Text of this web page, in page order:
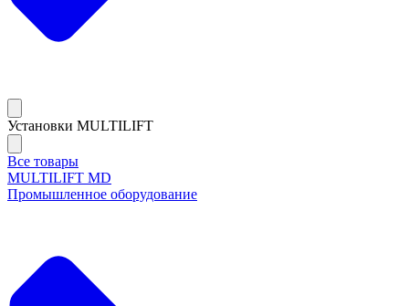
Установки MULTILIFT
Все товары
MULTILIFT MD
Промышленное оборудование